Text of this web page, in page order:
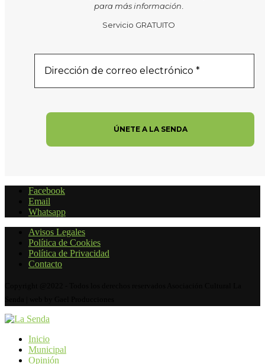
para más información
Servicio GRATUITO
Facebook
Email
Whatsapp
Avisos Legales
Política de Cookies
Política de Privacidad
Contacto
Inicio
Municipal
Opinión